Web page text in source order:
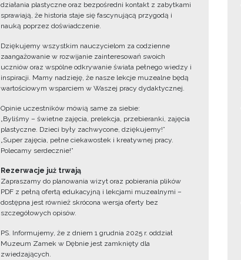
działania plastyczne oraz bezpośredni kontakt z zabytkami
sprawiają, że historia staje się fascynującą przygodą i
nauką poprzez doświadczenie.
Dziękujemy wszystkim nauczycielom za codzienne
zaangażowanie w rozwijanie zainteresowań swoich
uczniów oraz wspólne odkrywanie świata pełnego wiedzy i
inspiracji. Mamy nadzieję, że nasze lekcje muzealne będą
wartościowym wsparciem w Waszej pracy dydaktycznej.
Opinie uczestników mówią same za siebie:
„Byliśmy – świetne zajęcia, prelekcja, przebieranki, zajęcia
plastyczne. Dzieci były zachwycone, dziękujemy!”
„Super zajęcia, pełne ciekawostek i kreatywnej pracy.
Polecamy serdecznie!”
Rezerwacje już trwają
Zapraszamy do planowania wizyt oraz pobierania plików
PDF z pełną ofertą edukacyjną i lekcjami muzealnymi –
dostępna jest również skrócona wersja oferty bez
szczegółowych opisów.
PS. Informujemy, że z dniem 1 grudnia 2025 r. oddział
Muzeum Zamek w Dębnie jest zamknięty dla
zwiedzających.